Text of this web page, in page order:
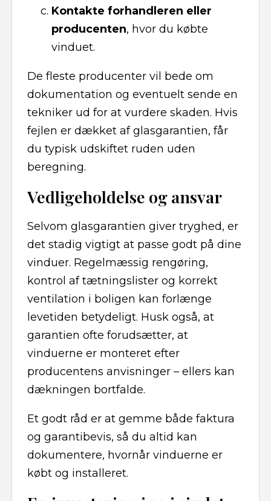
Kontakte forhandleren eller
producenten, hvor du købte
vinduet.
De fleste producenter vil bede om
dokumentation og eventuelt sende en
tekniker ud for at vurdere skaden. Hvis
fejlen er dækket af glasgarantien, får
du typisk udskiftet ruden uden
beregning.
Vedligeholdelse og ansvar
Selvom glasgarantien giver tryghed, er
det stadig vigtigt at passe godt på dine
vinduer. Regelmæssig rengøring,
kontrol af tætningslister og korrekt
ventilation i boligen kan forlænge
levetiden betydeligt. Husk også, at
garantien ofte forudsætter, at
vinduerne er monteret efter
producentens anvisninger – ellers kan
dækningen bortfalde.
Et godt råd er at gemme både faktura
og garantibevis, så du altid kan
dokumentere, hvornår vinduerne er
købt og installeret.